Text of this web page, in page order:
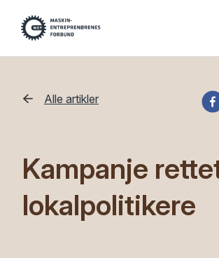
Alle artikler
Kampanje
lokalpolitikere